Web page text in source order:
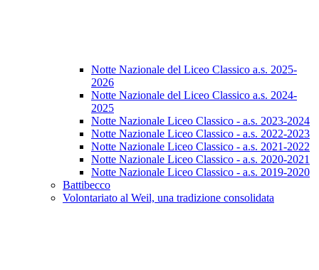
Notte Nazionale del Liceo Classico a.s. 2025-
2026
Notte Nazionale del Liceo Classico a.s. 2024-
2025
Notte Nazionale Liceo Classico - a.s. 2023-2024
Notte Nazionale Liceo Classico - a.s. 2022-2023
Notte Nazionale Liceo Classico - a.s. 2021-2022
Notte Nazionale Liceo Classico - a.s. 2020-2021
Notte Nazionale Liceo Classico - a.s. 2019-2020
Battibecco
Volontariato al Weil, una tradizione consolidata